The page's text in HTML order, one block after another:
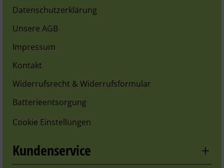
Datenschutzerklärung
Unsere AGB
Impressum
Kontakt
Widerrufsrecht & Widerrufsformular
Batterieentsorgung
Cookie Einstellungen
Kundenservice